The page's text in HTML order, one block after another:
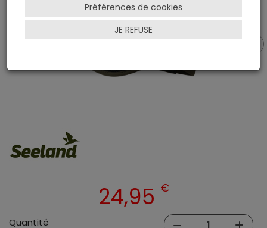
24,95 €
Quantité
Préférences de cookies
JE REFUSE